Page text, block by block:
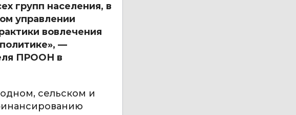
групп населения, в
управлении
вовлечения
—
ПРООН в
сельском и